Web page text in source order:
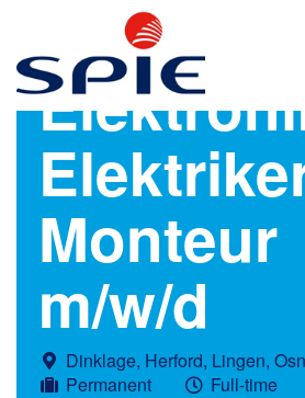
Monteur
m/w/d
Dinklage, Herford, Lingen,
Permanent
Full-time